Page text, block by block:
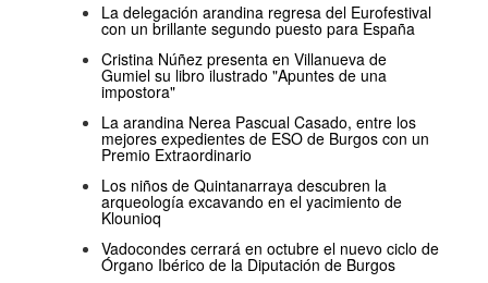
La delegación arandina regresa del Eurofestival
con un brillante segundo puesto para España
Cristina Núñez presenta en Villanueva de
Gumiel su libro ilustrado "Apuntes de una
impostora"
La arandina Nerea Pascual Casado, entre los
mejores expedientes de ESO de Burgos con un
Premio Extraordinario
Los niños de Quintanarraya descubren la
arqueología excavando en el yacimiento de
Klounioq
Vadocondes cerrará en octubre el nuevo ciclo de
Órgano Ibérico de la Diputación de Burgos